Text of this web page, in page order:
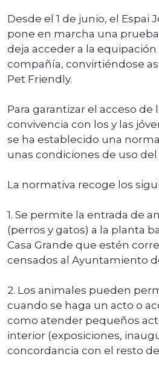
Desde el 1 de junio, el Espai
pone en marcha una
deja acceder a la
compañía, convirtiéndose
Pet Friendly.
Para garantizar el acceso de
convivencia con los y las
se ha establecido una
unas condiciones de uso del
La normativa recoge los
1. Se permite la entrada de
(perros y gatos) a la planta
Casa Grande que estén
censados al Ayuntamiento
2. Los animales pueden
cuando se haga un acto o
como atender pequeños
interior (exposiciones,
concordancia con el resto